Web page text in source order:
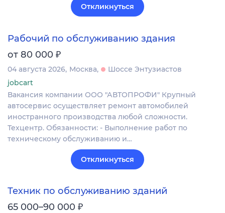
Откликнуться
Рабочий по обслуживанию здания
от 80 000 ₽
04 августа 2026 Москва
Шоссе Энтузиастов
jobcart
Вакансия компании ООО "АВТОПРОФИ" Крупный
автосервис осуществляет ремонт автомобилей
иностранного производства любой сложности.
Техцентр. Обязанности: - Выполнение работ по
техническому обслуживанию и…
Откликнуться
Техник по обслуживанию зданий
65 000–90 000 ₽